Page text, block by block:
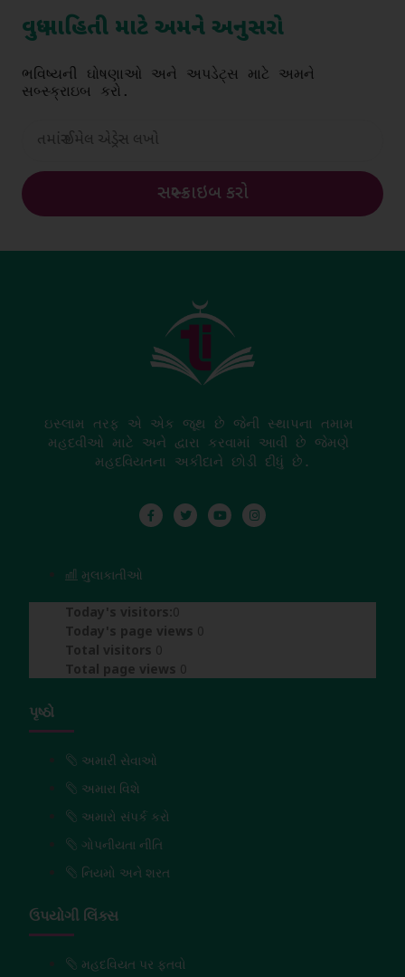
વધુ માહિતી માટે અમને અનુસરો
ભવિષ્યની ઘોષણાઓ અને અપડેટ્સ માટે અમને
સબ્સ્ક્રાઇબ કરો.
સબ્સ્ક્રાઇબ કરો
ઇસ્લામ તરફ એ એક જૂથ છે જેની સ્થાપના તમામ
મહદવીઓ માટે અને દ્વારા કરવામાં આવી છે જેમણે
મહદવિયતના અકીદાને છોડી દીધું છે.
મુલાકાતીઓ
Today's visitors:0
Today's page views 0
Total visitors 0
Total page views 0
પૃષ્ઠો
અમારી સેવાઓ
અમારા વિશે
અમારો સંપર્ક કરો
ગોપનીયતા નીતિ
નિયમો અને શરત
ઉપયોગી લિંક્સ
મહદવિયત પર ફતવો